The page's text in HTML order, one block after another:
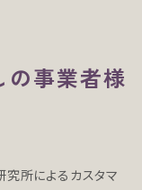
の事業者様
究所によるカスタマ